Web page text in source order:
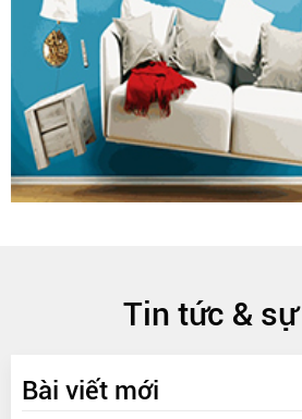
Tin tức &
Bài viết mới